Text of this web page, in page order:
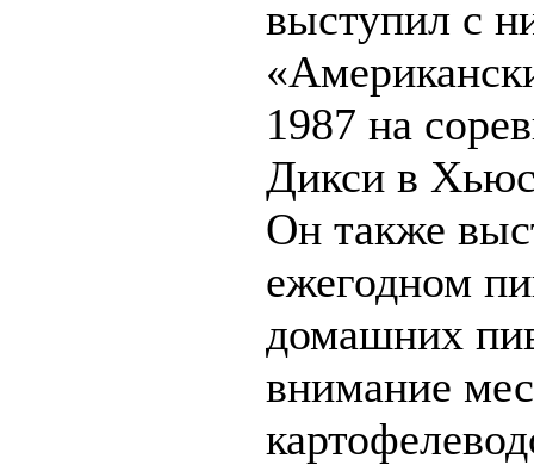
выступил с
1987 на
Дикси в
Он также
ежегодном
домашних
внимание